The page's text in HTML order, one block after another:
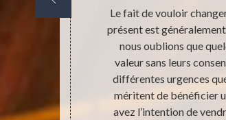
de sa
Le fait de vouloir
présent est
nous oublions que
valeur sans leurs
différentes urgences
méritent de bénéficier
avez l’intention de